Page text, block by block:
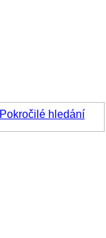
Pokročilé hledání